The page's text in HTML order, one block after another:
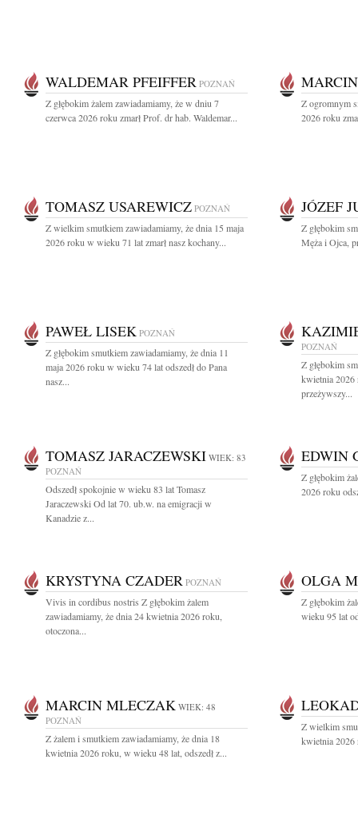
WALDEMAR PFEIFFER POZNAŃ
Z głębokim żalem zawiadamiamy, że w dniu 7
czerwca 2026 roku zmarł Prof. dr hab. Waldemar...
Z ogromnym
2026 roku
TOMASZ USAREWICZ POZNAŃ
Z wielkim smutkiem zawiadamiamy, że dnia 15 maja
2026 roku w wieku 71 lat zmarł nasz kochany...
JÓZEF
Z głębokim
Męża i Ojca,
PAWEŁ LISEK POZNAŃ
Z głębokim smutkiem zawiadamiamy, że dnia 11
maja 2026 roku w wieku 74 lat odszedł do Pana
nasz...
POZNAŃ
Z głębokim
kwietnia 2026
przeżywszy...
TOMASZ JARACZEWSKI WIEK: 83
POZNAŃ
Odszedł spokojnie w wieku 83 lat Tomasz
Jaraczewski Od lat 70. ub.w. na emigracji w
Kanadzie z...
EDWIN
Z głębokim
2026 roku
KRYSTYNA CZADER POZNAŃ
Vivis in cordibus nostris Z głębokim żalem
zawiadamiamy, że dnia 24 kwietnia 2026 roku,
otoczona...
OLGA
Z głębokim
wieku 95 lat
MARCIN MLECZAK WIEK: 48
POZNAŃ
Z żalem i smutkiem zawiadamiamy, że dnia 18
kwietnia 2026 roku, w wieku 48 lat, odszedł z...
Z wielkim
kwietnia 2026